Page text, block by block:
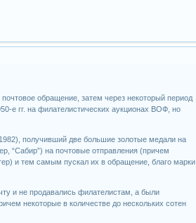
обращение, затем через некоторый период
е гг. на филателистических аукционах ВОФ, но
получивший две большие золотые медали на
“Сабир”) на почтовые отправления (причем
и тем самым пускал их в обращение, благо марки
и не продавались филателистам, а были
некоторые в количестве до нескольких сотен